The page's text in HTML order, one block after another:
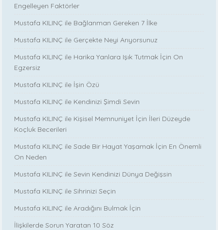
Engelleyen Faktörler
Mustafa KILINÇ ile Bağlanman Gereken 7 İlke
Mustafa KILINÇ ile Gerçekte Neyi Arıyorsunuz
Mustafa KILINÇ ile Harika Yanlara Işık Tutmak İçin On
Egzersiz
Mustafa KILINÇ ile İşin Özü
Mustafa KILINÇ ile Kendinizi Şimdi Sevin
Mustafa KILINÇ ile Kişisel Memnuniyet İçin İleri Düzeyde
Koçluk Becerileri
Mustafa KILINÇ ile Sade Bir Hayat Yaşamak İçin En Önemli
On Neden
Mustafa KILINÇ ile Sevin Kendinizi Dünya Değişsin
Mustafa KILINÇ ile Sihrinizi Seçin
Mustafa KILINÇ ile Aradığını Bulmak İçin
İlişkilerde Sorun Yaratan 10 Söz